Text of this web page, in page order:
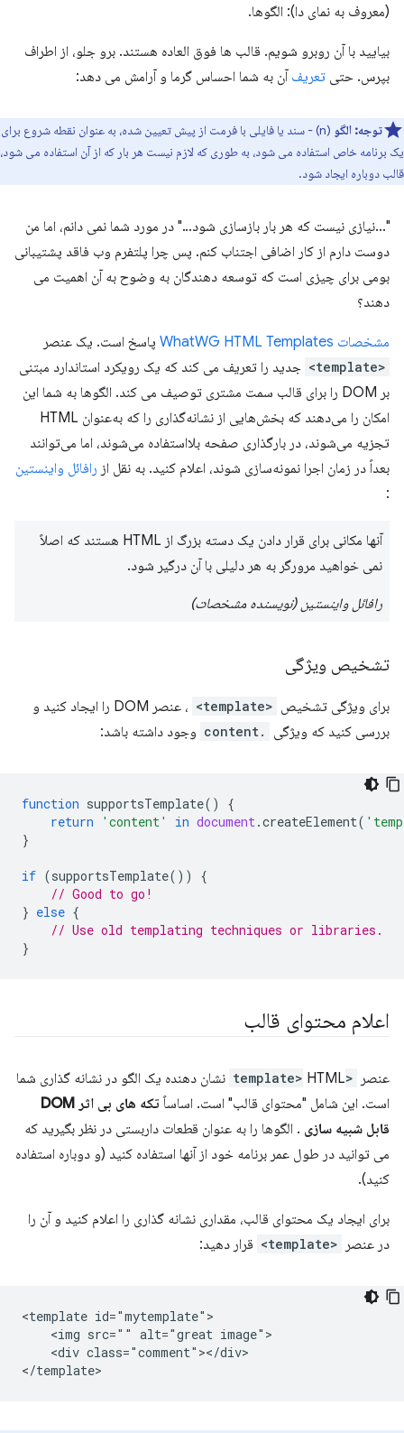
(معروف به نمای دا): الگوها.
بیایید با آن روبرو شویم. قالب ها فوق العاده هستند. برو جلو، از اطراف
بپرس. حتی تعریف آن به شما احساس گرما و آرامش می دهد:
توجه: الگو
(n) - سند یا فایلی با فرمت از پیش تعیین شده، به عنوان نقطه شروع برای
یک برنامه خاص استفاده می شود، به طوری که لازم نیست هر بار که از آن استفاده می شود،
قالب دوباره ایجاد شود.
"...نیازی نیست که هر بار بازسازی شود..." در مورد شما نمی دانم، اما من
دوست دارم از کار اضافی اجتناب کنم. پس چرا پلتفرم وب فاقد پشتیبانی
بومی برای چیزی است که توسعه دهندگان به وضوح به آن اهمیت می
دهند؟
مشخصات WhatWG HTML Templates پاسخ است. یک عنصر
<template>
جدید را تعریف می کند که یک رویکرد استاندارد مبتنی
بر DOM را برای قالب سمت مشتری توصیف می کند. الگوها به شما این
امکان را می‌دهند که بخش‌هایی از نشانه‌گذاری را که به‌عنوان HTML
تجزیه می‌شوند، در بارگذاری صفحه بلااستفاده می‌شوند، اما می‌توانند
بعداً در زمان اجرا نمونه‌سازی شوند، اعلام کنید. به نقل از رافائل واینستین
:
آنها مکانی برای قرار دادن یک دسته بزرگ از HTML هستند که اصلاً
نمی خواهید مرورگر به هر دلیلی با آن درگیر شود.
رافائل واینستین (نویسنده مشخصات)
تشخیص ویژگی
برای ویژگی تشخیص <template>
، عنصر DOM را ایجاد کنید و
بررسی کنید که ویژگی
.content وجود داشته باشد:
function supportsTemplate()
{
return
'content' in document.createElement(
}
if (supportsTemplate())
{
// Good to go!
} else {
// Use old templating techniques or libraries.
}
اعلام محتوای قالب
عنصر <template>
HTML نشان دهنده یک الگو در نشانه گذاری شما
است. این شامل "محتوای قالب" است. اساساً
تکه های بی اثر DOM
قابل شبیه سازی . الگوها را به عنوان قطعات داربستی در نظر بگیرید که
می توانید در طول عمر برنامه خود از آنها استفاده کنید (و دوباره استفاده
کنید).
برای ایجاد یک محتوای قالب، مقداری نشانه گذاری را اعلام کنید و آن را
در عنصر
<template> قرار دهید:
<template id="mytemplate">
    <img src="" alt="great image">
    <div class="comment"></div>